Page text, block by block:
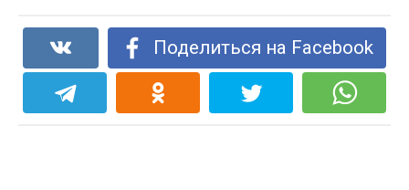
Поделиться на Facebook